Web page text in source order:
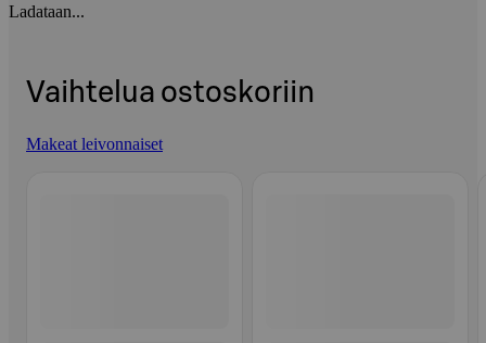
Ladataan...
Vaihtelua ostoskoriin
Makeat leivonnaiset